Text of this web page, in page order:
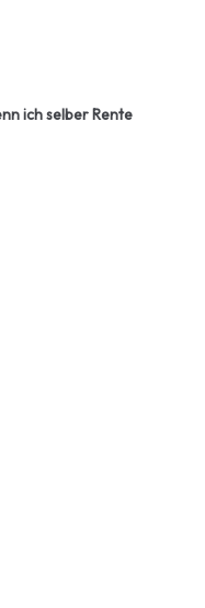
ich selber Rente